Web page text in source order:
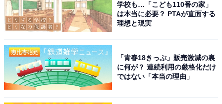
学校も…「こども110番の家」
は本当に必要？ PTAが直面する
理想と現実
「青春18きっぷ」販売激減の裏
に何が？ 連続利用の厳格化だけ
ではない「本当の理由」